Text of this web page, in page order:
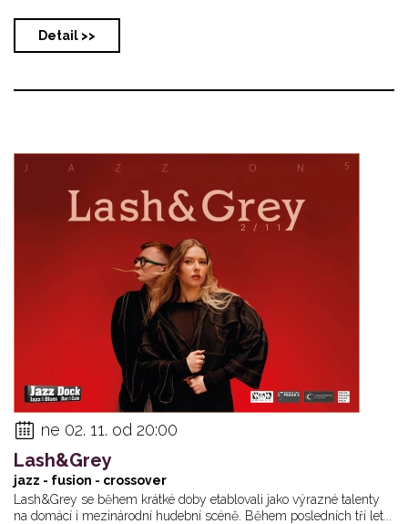
Detail >>
ne 02. 11. od 20:00
Lash&Grey
jazz - fusion - crossover
Lash&Grey se během krátké doby etablovali jako výrazné talenty
na domácí i mezinárodní hudební scéně. Během posledních tří let...